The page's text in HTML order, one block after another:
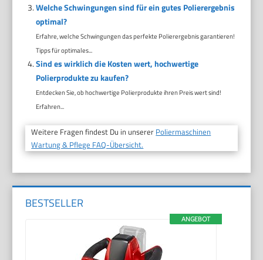
Welche Schwingungen sind für ein gutes Polierergebnis
optimal?
Erfahre, welche Schwingungen das perfekte Polierergebnis garantieren!
Tipps für optimales...
Sind es wirklich die Kosten wert, hochwertige
Polierprodukte zu kaufen?
Entdecken Sie, ob hochwertige Polierprodukte ihren Preis wert sind!
Erfahren...
Weitere Fragen findest Du in unserer Poliermaschinen
Wartung & Pflege FAQ-Übersicht.
BESTSELLER
ANGEBOT